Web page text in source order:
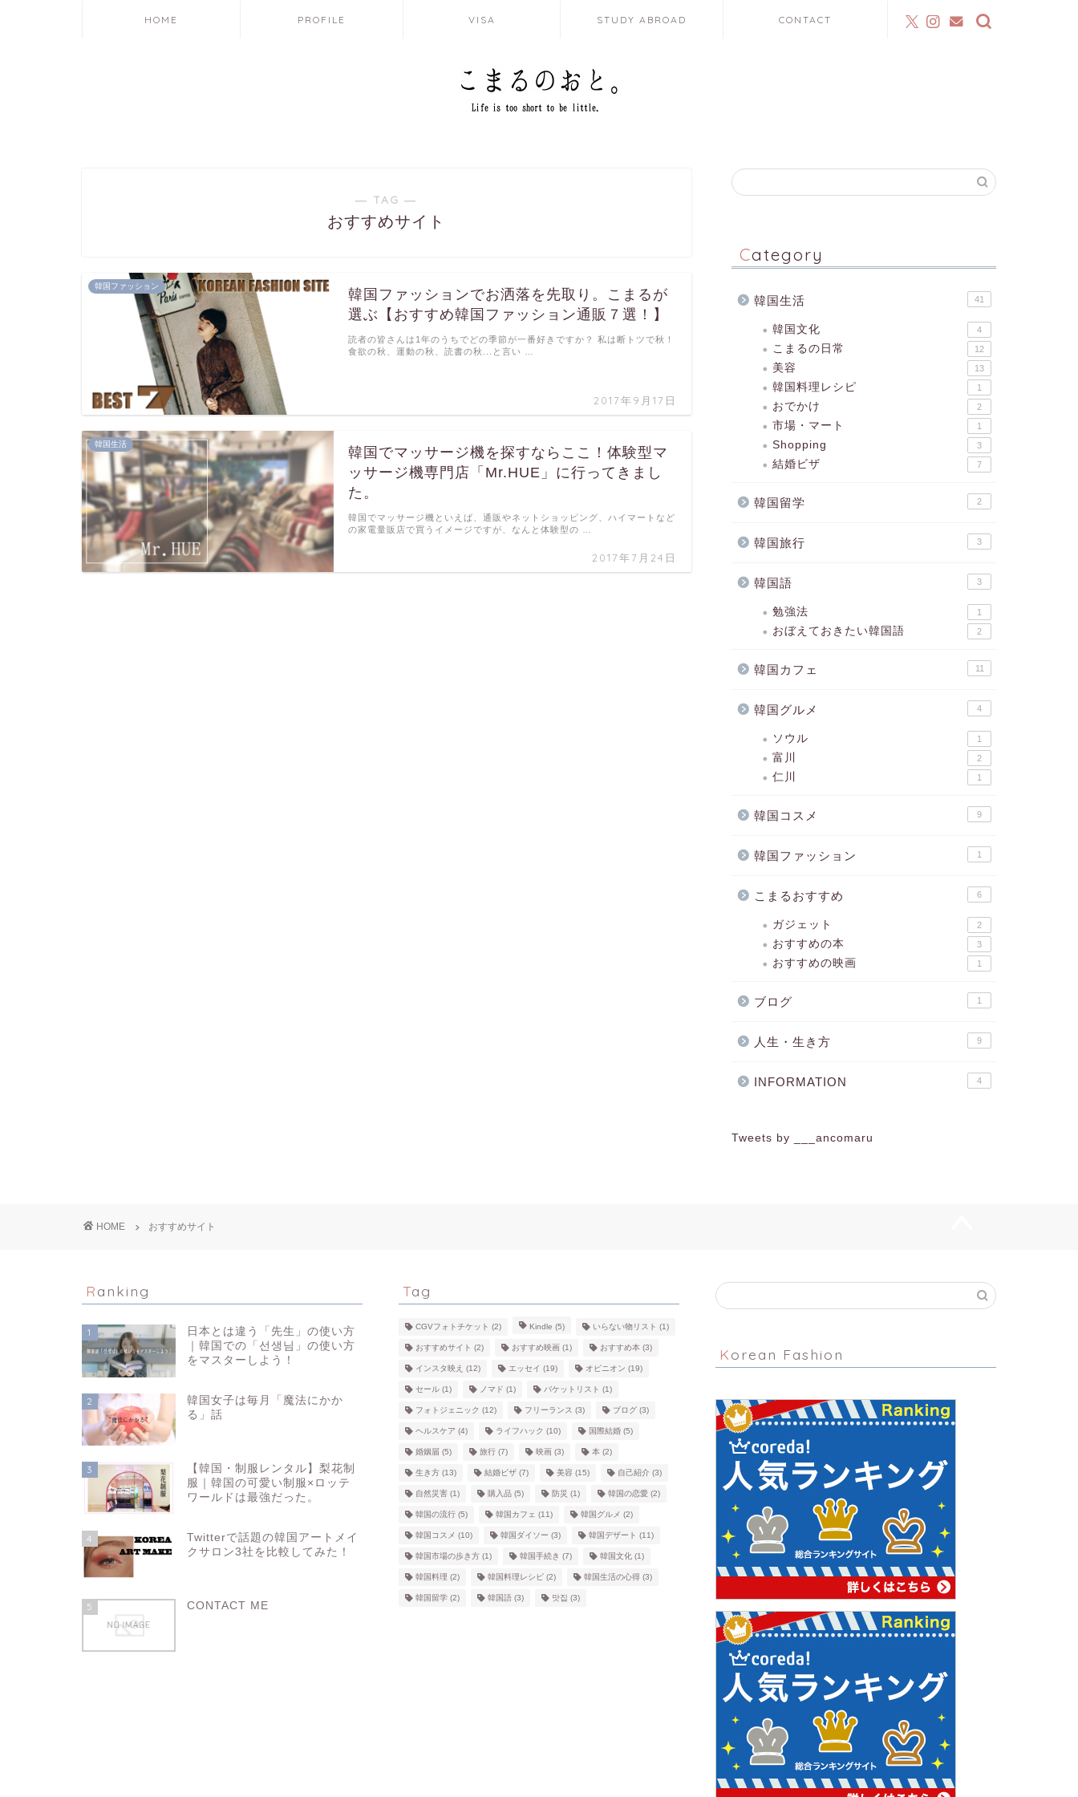
HOME PROFILE VISA STUDY ABROAD CONTACT
― TAG ―
おすすめサイト
韓国ファッション
韓国ファッションでお洒落を先取り。こまるが
選ぶ【おすすめ韓国ファッション通販７選！】
2017年9月17日
読者の皆さんは1年のうちでどの季節が一番好きですか？ 私は断トツで秋！
食欲の秋、運動の秋、読書の秋...と言い …
韓国生活
韓国でマッサージ機を探すならここ！体験型マ
ッサージ機専門店「Mr.HUE」に行ってきまし
た。
2017年7月24日
韓国でマッサージ機といえば、通販やネットショッピング、ハイマートなど
の家電量販店で買うイメージですが、なんと体験型の …
Category
韓国生活 41
韓国文化 4
こまるの日常 12
美容 13
韓国料理レシピ 1
おでかけ 2
市場・マート 1
Shopping 3
結婚ビザ 7
韓国留学 2
韓国旅行 3
韓国語 3
勉強法 1
おぼえておきたい韓国語 2
韓国カフェ 11
韓国グルメ 4
ソウル 1
富川 2
仁川 1
韓国コスメ 9
韓国ファッション 1
こまるおすすめ 6
ガジェット 2
おすすめの本 3
おすすめの映画 1
ブログ 1
人生・生き方 9
INFORMATION 4
Tweets by ___ancomaru
HOME おすすめサイト
Ranking
1
日本とは違う「先生」の使い方
｜韓国での「선생님」の使い方
をマスターしよう！
2
韓国女子は毎月「魔法にかか
る」話
3
【韓国・制服レンタル】梨花制
服｜韓国の可愛い制服×ロッテ
ワールドは最強だった。
4
Twitterで話題の韓国アートメイ
クサロン3社を比較してみた！
5 CONTACT ME
Tag
CGVフォトチケット (2) Kindle (5) いらない物リスト (1)
おすすめサイト (2) おすすめ映画 (1) おすすめ本 (3)
インスタ映え (12) エッセイ (19) オピニオン (19)
セール (1) ノマド (1) バケットリスト (1)
フォトジェニック (12) フリーランス (3) ブログ (3)
ヘルスケア (4) ライフハック (10) 国際結婚 (5)
婚姻届 (5) 旅行 (7) 映画 (3) 本 (2)
生き方 (13) 結婚ビザ (7) 美容 (15) 自己紹介 (3)
自然災害 (1) 購入品 (5) 防災 (1) 韓国の恋愛 (2)
韓国の流行 (5) 韓国カフェ (11) 韓国グルメ (2)
韓国コスメ (10) 韓国ダイソー (3) 韓国デザート (11)
韓国市場の歩き方 (1) 韓国手続き (7) 韓国文化 (1)
韓国料理 (2) 韓国料理レシピ (2) 韓国生活の心得 (3)
韓国留学 (2) 韓国語 (3) 맛집 (3)
Korean Fashion